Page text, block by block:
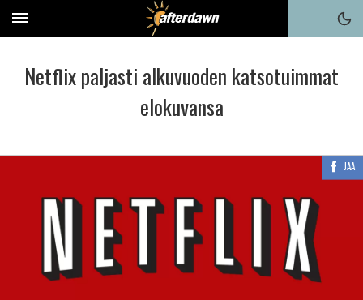
Netflix paljasti alkuvuoden katsotuimmat
elokuvansa
JAA